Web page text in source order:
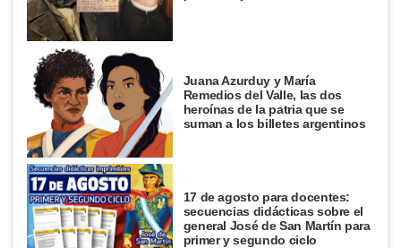
Juana Azurduy y María
Remedios del Valle, las dos
heroínas de la patria que se
suman a los billetes argentinos
17 de agosto para docentes:
secuencias didácticas sobre el
general José de San Martín para
primer y segundo ciclo